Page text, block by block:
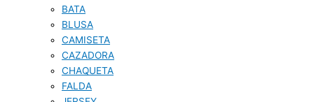
BATA
BLUSA
CAMISETA
CAZADORA
CHAQUETA
FALDA